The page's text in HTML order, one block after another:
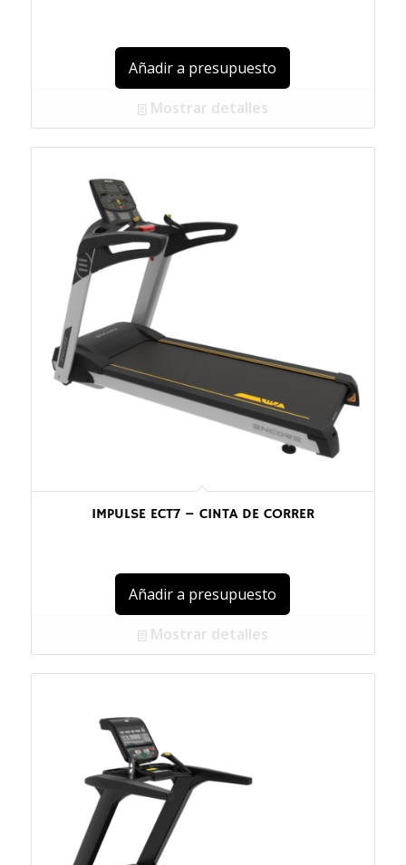
Añadir a presupuesto
Mostrar detalles
IMPULSE ECT7 – CINTA DE CORRER
Añadir a presupuesto
Mostrar detalles